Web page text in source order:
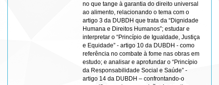
no que tange à garantia do direito universal
ao alimento, relacionando o tema com o
artigo 3 da DUBDH que trata da “Dignidade
Humana e Direitos Humanos”; estudar e
interpretar o “Princípio de Igualdade, Justiça
e Equidade” - artigo 10 da DUBDH - como
referência no combate à fome nas obras em
estudo; e analisar e aprofundar o “Princípio
da Responsabilidade Social e Saúde” -
artigo 14 da DUBDH – confrontando-o